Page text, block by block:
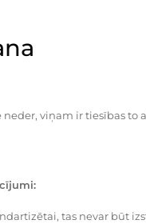
viņam ir tiesības to
tas nevar būt